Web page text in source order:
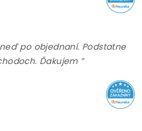
po objednaní. Podstatne
Ďakujem ”